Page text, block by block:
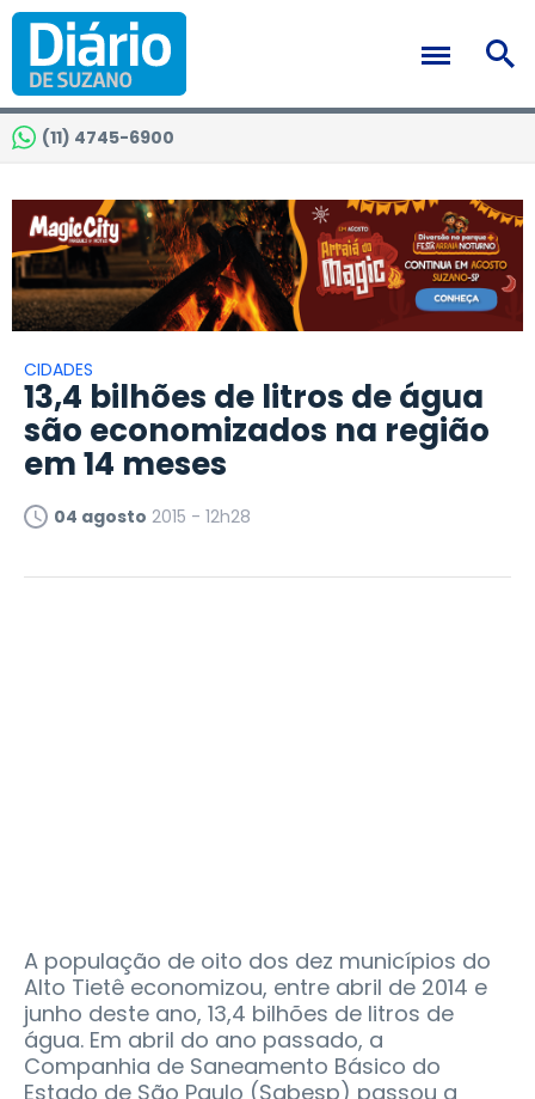
(11) 4745-6900
CIDADES
13,4 bilhões de litros de água
são economizados na região
em 14 meses
04 agosto 2015 - 12h28
A população de oito dos dez municípios do
Alto Tietê economizou, entre abril de 2014 e
junho deste ano, 13,4 bilhões de litros de
água. Em abril do ano passado, a
Companhia de Saneamento Básico do
Estado de São Paulo (Sabesp) passou a